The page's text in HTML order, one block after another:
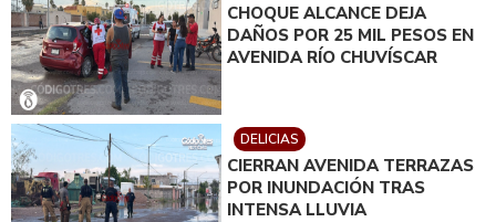
CHOQUE ALCANCE DEJA
DAÑOS POR 25 MIL PESOS EN
AVENIDA RÍO CHUVÍSCAR
DELICIAS
CIERRAN AVENIDA TERRAZAS
POR INUNDACIÓN TRAS
INTENSA LLUVIA